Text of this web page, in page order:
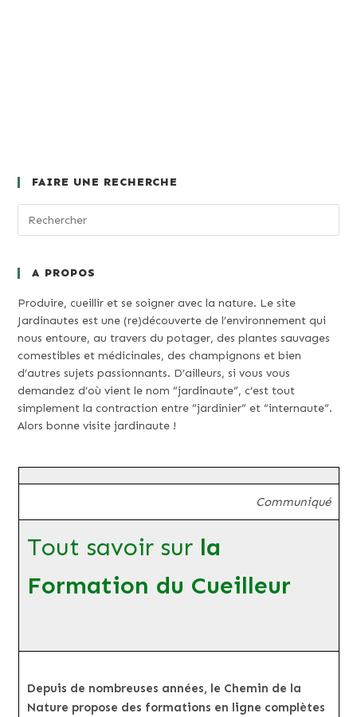
FAIRE UNE RECHERCHE
A PROPOS
Produire, cueillir et se soigner avec la nature. Le site
Jardinautes est une (re)découverte de l’environnement qui
nous entoure, au travers du potager, des plantes sauvages
comestibles et médicinales, des champignons et bien
d’autres sujets passionnants. D’ailleurs, si vous vous
demandez d’où vient le nom “jardinaute”, c’est tout
simplement la contraction entre “jardinier” et “internaute”.
Alors bonne visite jardinaute !
Communiqué
Tout savoir sur la
Formation du Cueilleur
Depuis de nombreuses années, le Chemin de la
Nature propose des formations en ligne complètes